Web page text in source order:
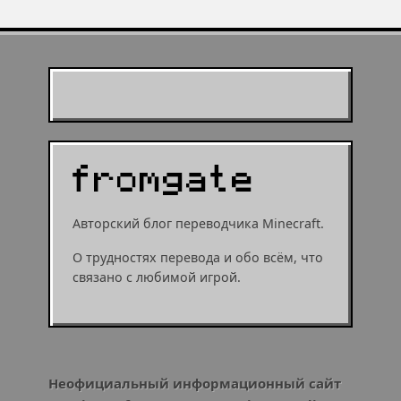
Авторский блог переводчика Minecraft.
О трудностях перевода и обо всём, что
связано с любимой игрой.
муушрумом или мушрумом
Неофициальный информационный сайт